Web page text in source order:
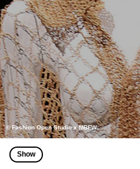
© Fashion Open Studio x MBFW
Show